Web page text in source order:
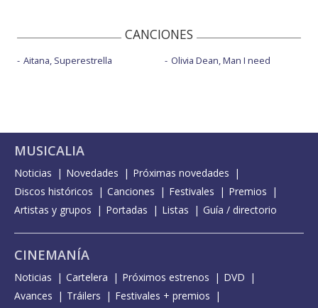
CANCIONES
Aitana, Superestrella Olivia Dean, Man I need
MUSICALIA
Noticias Novedades
Próximas novedades
Discos históricos
Canciones Festivales
Premios
Artistas y grupos
Portadas Listas Guía / directorio
CINEMANÍA
Noticias Cartelera Próximos estrenos
DVD
Avances
Tráilers
Festivales + premios